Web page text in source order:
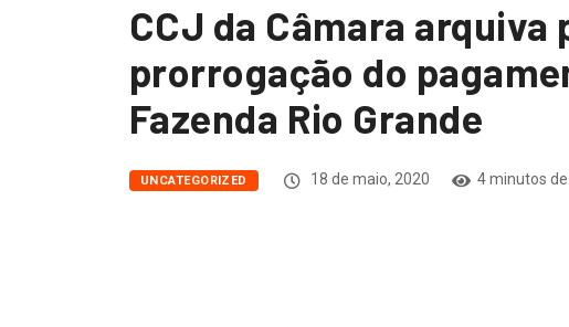
CCJ da Câmara arquiva
prorrogação do
Fazenda Rio Grande
UNCATEGORIZED 18 de maio, 2020 4 minutos